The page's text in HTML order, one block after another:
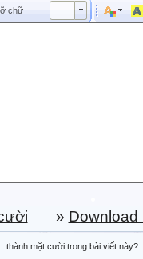
chữ Kích cỡ phông
» Download
mặt cười trong bài viết này?